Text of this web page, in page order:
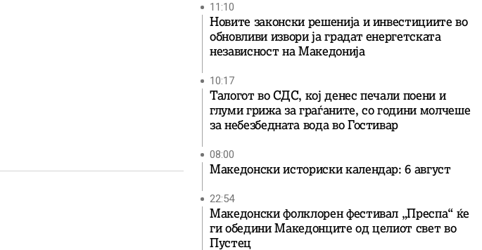
11:10
Новите законски решенија и инвестициите во
обновливи извори ја градат енергетската
независност на Македонија
10:17
Талогот во СДС, кој денес печали поени и
глуми грижа за граѓаните, со години молчеше
за небезбедната вода во Гостивар
08:00
Македонски историски календар: 6 август
22:54
Македонски фолклорен фестивал „Преспа“ ќе
ги обедини Македонците од целиот свет во
Пустец